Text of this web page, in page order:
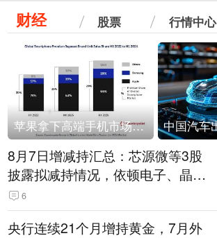
财经 股票 行情中心
苹果拿下高端手机市场65%的份额：iPhone 17系列功不可没
8月7日增减持汇总：芯源微等3股
披露拟减持情况，依顿电子、晶华
微拟增持（表）
6
央行连续21个月增持黄金，7月外